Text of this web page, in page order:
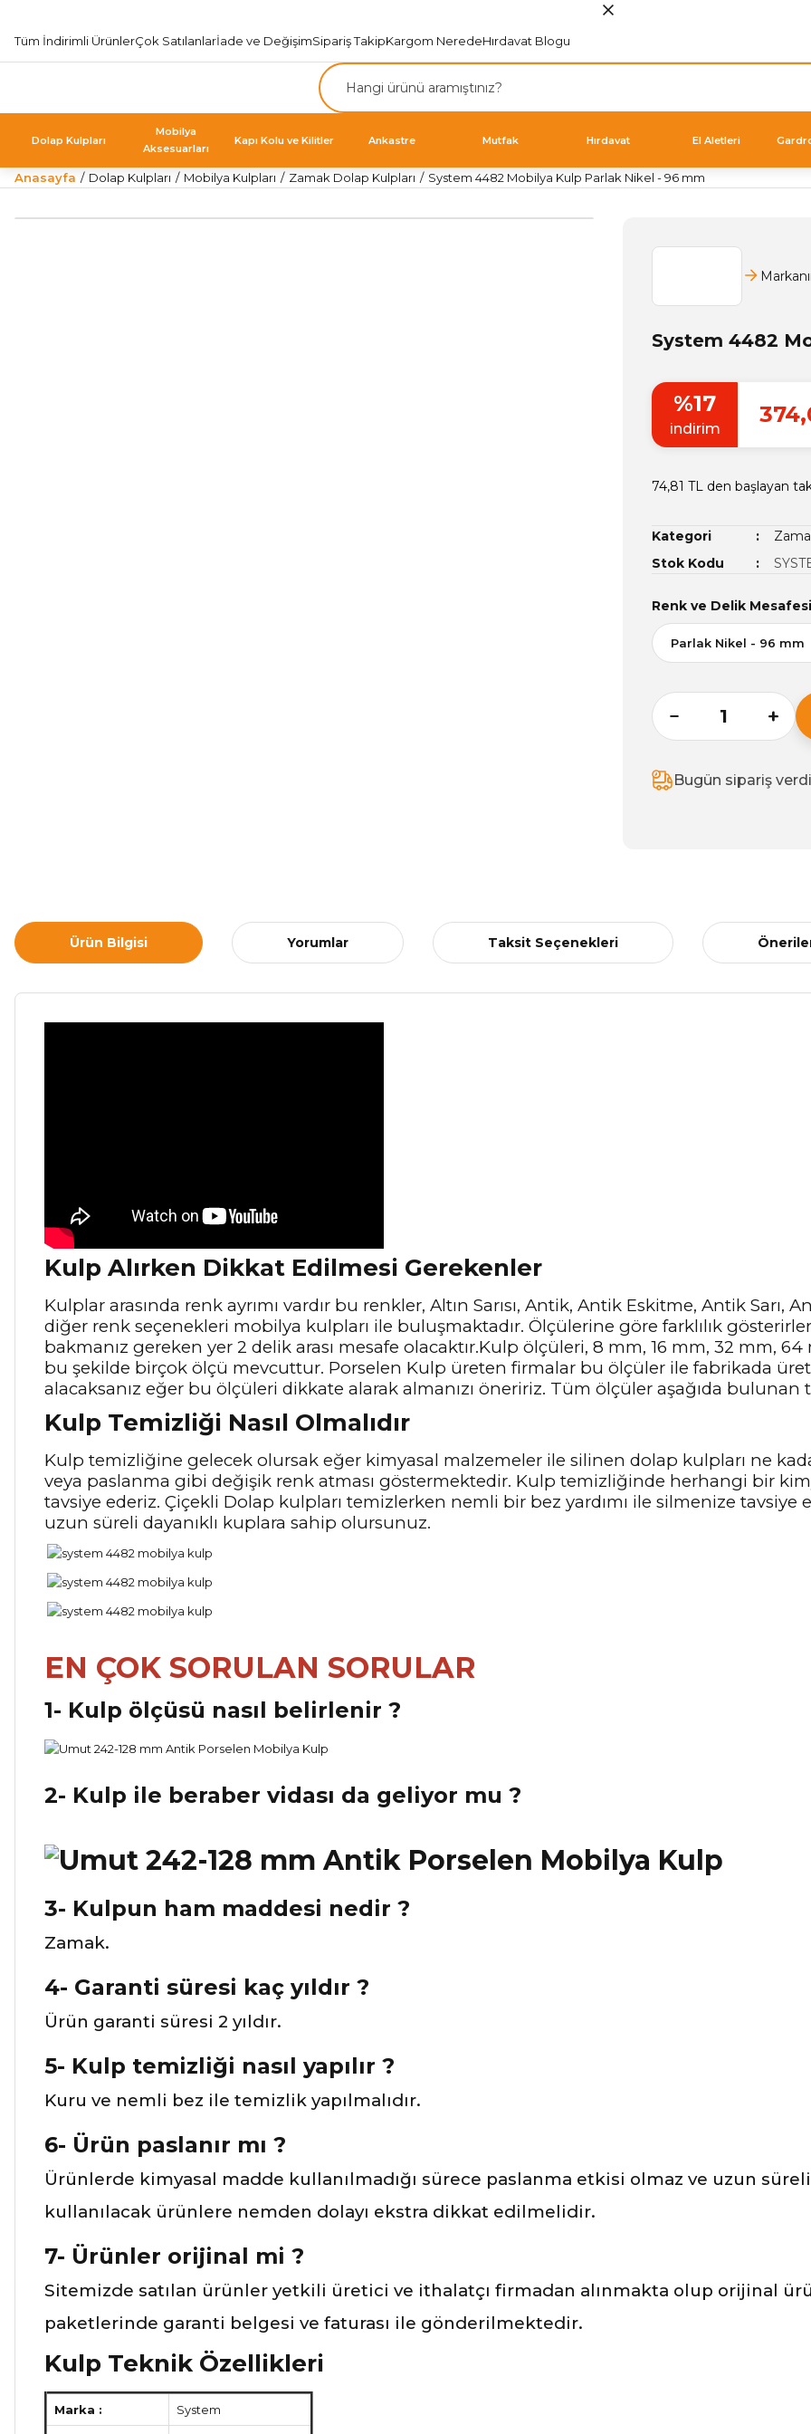
Tüm İndirimli ÜrünlerÇok Satılanlarİade ve DeğişimSipariş TakipKargom NeredeHırdavat Blogu
Dolap Kulpları
Mobilya
Aksesuarları
Kapı Kolu ve Kilitler Ankastre Mutfak Hırdavat El Aletleri
Anasayfa Dolap Kulpları Mobilya Kulpları Zamak Dolap Kulpları System 4482 Mobilya Kulp Parlak Nikel - 96 mm
System 4482
%17
indirim
74,81 TL den başlayan
Kategori
Stok Kodu
Renk ve Delik Mesafesi
Bugün sipariş
Ürün Bilgisi Yorumlar Taksit Seçenekleri
Kulp Alırken Dikkat Edilmesi Gerekenler
Kulplar arasında renk ayrımı vardır bu renkler, Altın Sarısı, Antik, Antik Eskitme, Antik Sarı,
diğer renk seçenekleri mobilya kulpları ile buluşmaktadır. Ölçülerine göre farklılık
bakmanız gereken yer 2 delik arası mesafe olacaktır.Kulp ölçüleri, 8 mm, 16 mm, 32 mm,
bu şekilde birçok ölçü mevcuttur. Porselen Kulp üreten firmalar bu ölçüler ile fabrikada
alacaksanız eğer bu ölçüleri dikkate alarak almanızı öneririz. Tüm ölçüler aşağıda bulunan
Kulp Temizliği Nasıl Olmalıdır
Kulp temizliğine gelecek olursak eğer kimyasal malzemeler ile silinen dolap kulpları ne
veya paslanma gibi değişik renk atması göstermektedir. Kulp temizliğinde herhangi bir
tavsiye ederiz. Çiçekli Dolap kulpları temizlerken nemli bir bez yardımı ile silmenize tavsiye
uzun süreli dayanıklı kuplara sahip olursunuz.
EN ÇOK SORULAN SORULAR
1- Kulp ölçüsü nasıl belirlenir ?
2- Kulp ile beraber vidası da geliyor mu ?
3- Kulpun ham maddesi nedir ?
Zamak.
4- Garanti süresi kaç yıldır ?
Ürün garanti süresi 2 yıldır.
5- Kulp temizliği nasıl yapılır ?
Kuru ve nemli bez ile temizlik yapılmalıdır.
6- Ürün paslanır mı ?
Ürünlerde kimyasal madde kullanılmadığı sürece paslanma etkisi olmaz ve uzun
kullanılacak ürünlere nemden dolayı ekstra dikkat edilmelidir.
7- Ürünler orijinal mi ?
Sitemizde satılan ürünler yetkili üretici ve ithalatçı firmadan alınmakta olup orijinal
paketlerinde garanti belgesi ve faturası ile gönderilmektedir.
Kulp Teknik Özellikleri
Marka : System